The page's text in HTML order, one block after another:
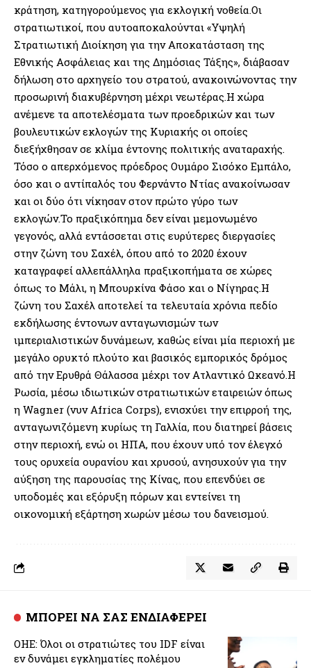
κράτηση, κατηγορούμενος για εκλογική νοθεία.Οι
στρατιωτικοί, που αυτοαποκαλούνται «Υψηλή
Στρατιωτική Διοίκηση για την Αποκατάσταση της
Εθνικής Ασφάλειας και της Δημόσιας Τάξης», διάβασαν
δήλωση στο αρχηγείο του στρατού, ανακοινώνοντας την
προσωρινή διακυβέρνηση μέχρι νεωτέρας.Η χώρα
ανέμενε τα αποτελέσματα των προεδρικών και των
βουλευτικών εκλογών της Κυριακής οι οποίες
διεξήχθησαν σε κλίμα έντονης πολιτικής αναταραχής.
Τόσο ο απερχόμενος πρόεδρος Ουμάρο Σισόκο Εμπάλο,
όσο και ο αντίπαλός του Φερνάντο Ντίας ανακοίνωσαν
και οι δύο ότι νίκησαν στον πρώτο γύρο των
εκλογών.Το πραξικόπημα δεν είναι μεμονωμένο
γεγονός, αλλά εντάσσεται στις ευρύτερες διεργασίες
στην ζώνη του Σαχέλ, όπου από το 2020 έχουν
καταγραφεί αλλεπάλληλα πραξικοπήματα σε χώρες
όπως το Μάλι, η Μπουρκίνα Φάσο και ο Νίγηρας.Η
ζώνη του Σαχέλ αποτελεί τα τελευταία χρόνια πεδίο
εκδήλωσης έντονων ανταγωνισμών των
ιμπεριαλιστικών δυνάμεων, καθώς είναι μία περιοχή με
μεγάλο ορυκτό πλούτο και βασικός εμπορικός δρόμος
από την Ερυθρά Θάλασσα μέχρι τον Ατλαντικό Ωκεανό.Η
Ρωσία, μέσω ιδιωτικών στρατιωτικών εταιρειών όπως
η Wagner (νυν Africa Corps), ενισχύει την επιρροή της,
ανταγωνιζόμενη κυρίως τη Γαλλία, που διατηρεί βάσεις
στην περιοχή, ενώ οι ΗΠΑ, που έχουν υπό τον έλεγχό
τους ορυχεία ουρανίου και χρυσού, ανησυχούν για την
αύξηση της παρουσίας της Κίνας, που επενδύει σε
υποδομές και εξόρυξη πόρων και εντείνει τη
οικονομική εξάρτηση χωρών μέσω του δανεισμού.
ΜΠΟΡΕΙ ΝΑ ΣΑΣ ΕΝΔΙΑΦΕΡΕΙ
ΟΗΕ: Όλοι οι στρατιώτες του IDF είναι
εν δυνάμει εγκληματίες πολέμου